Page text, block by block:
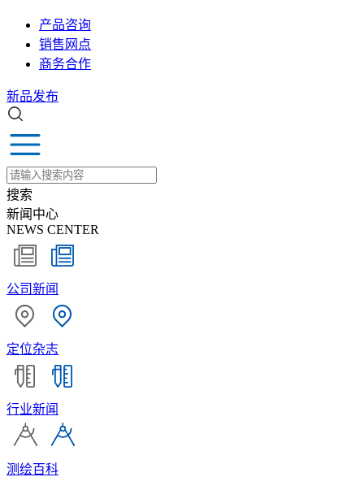
产品咨询
销售网点
商务合作
新品发布
搜索
新闻中心
NEWS CENTER
公司新闻
定位杂志
行业新闻
测绘百科